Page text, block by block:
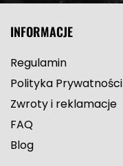
INFORMACJE
Regulamin
Polityka Prywatności
Zwroty i reklamacje
FAQ
Blog